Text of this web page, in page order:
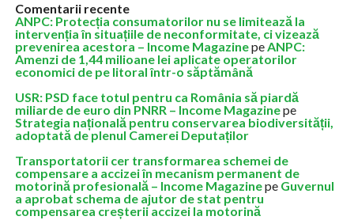
Comentarii recente
ANPC: Protecția consumatorilor nu se limitează la
intervenția în situațiile de neconformitate, ci vizează
prevenirea acestora – Income MagazinepeANPC:
Amenzi de 1,44 milioane lei aplicate operatorilor
economici de pe litoral într-o săptămână
USR: PSD face totul pentru ca România să piardă
miliarde de euro din PNRR – Income Magazinepe
Strategia națională pentru conservarea biodiversității,
adoptată de plenul Camerei Deputaților
Transportatorii cer transformarea schemei de
compensare a accizei în mecanism permanent de
motorină profesională – Income Magazinepe Guvernul
a aprobat schema de ajutor de stat pentru
compensarea creșterii accizei la motorină